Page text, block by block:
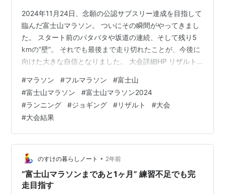
2024年11月24日、念願の公認サブスリー達成を目指して
臨んだ富士山マラソン。 ついにその瞬間がやってきまし
た。 スタート前のバタバタや坂道の連続、そして残り5
kmの“壁”。 それでも最後まで走り切れたことが、今後に
向けた大きな自信となりました。 大会詳細HP リザルト
の戦いとゴールの歓び 総評：新しい自分への一歩 大会詳
細HP mtfujimarathon.com リザルト 三度目の正直にして
公認サブスリー達成です！ 展開 スタートから序盤 スタ
ート前の会場入りに関して、朝、前泊していたホテルか
ら出発する時間を誤りかなり遅れる形に。…
#マラソン #フルマラソン #富士山
#富士山マラソン #富士山マラソン2024
#ランニング #ジョギング #リザルト #大会
#大会結果
のすけの暮らしノート • 2年前
“富士山マラソンまであと1ヶ月” 練習不足でも完
走目指す